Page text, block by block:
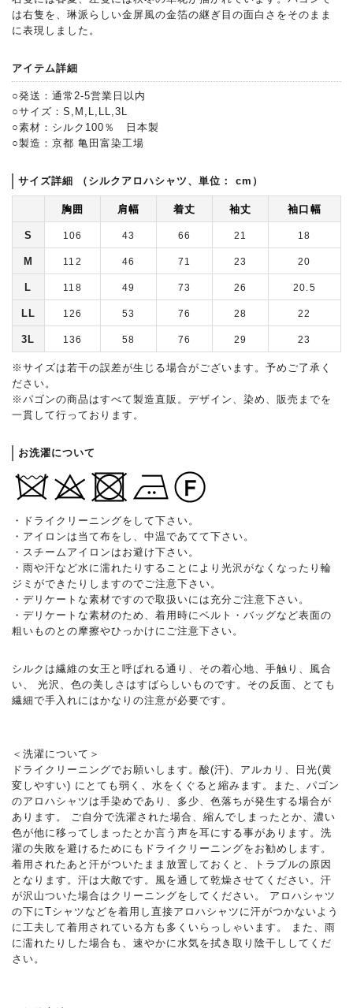
は右隻を、琳派らしい金屏風の金箔の継ぎ目の面白さをそのまま
に表現しました。
アイテム詳細
○発送：通常2-5営業日以内
○サイズ：S,M,L,LL,3L
○素材：シルク100％ 日本製
○製造：京都 亀田富染工場
サイズ詳細 （シルクアロハシャツ、単位： cm）
胸囲 肩幅 着丈 袖丈 袖口幅
S 106 43 66 21 18
M 112 46 71 23 20
L 118 49 73 26 20.5
LL 126 53 76 28 22
3L 136 58 76 29 23
※サイズは若干の誤差が生じる場合がございます。予めご了承く
ださい。
※パゴンの商品はすべて製造直販。デザイン、染め、販売までを
一貫して行っております。
お洗濯について
・ドライクリーニングをして下さい。
・アイロンは当て布をし、中温であてて下さい。
・スチームアイロンはお避け下さい。
・雨や汗など水に濡れたりすることにより光沢がなくなったり輪
ジミができたりしますのでご注意下さい。
・デリケートな素材ですので取扱いには充分ご注意下さい。
・デリケートな素材のため、着用時にベルト・バッグなど表面の
粗いものとの摩擦やひっかけにご注意下さい。
シルクは繊維の女王と呼ばれる通り、その着心地、手触り、風合
い、 光沢、色の美しさはすばらしいものです。その反面、とても
繊細で手入れにはかなりの注意が必要です。
＜洗濯について＞
ドライクリーニングでお願いします。酸(汗)、アルカリ、日光(黄
変しやすい) にとても弱く、水をくぐると縮みます。また、パゴン
のアロハシャツは手染めであり、多少、色落ちが発生する場合が
あります。 ご自分で洗濯された場合、縮んでしまったとか、濃い
色が他に移ってしまったとか言う声を耳にする事があります。洗
濯の失敗を避けるためにもドライクリーニングをお勧めします。
着用されたあと汗がついたまま放置しておくと、トラブルの原因
となります。汗は大敵です。風を通して乾燥させてください。汗
が沢山ついた場合はクリーニングをしてください。 アロハシャツ
の下にTシャツなどを着用し直接アロハシャツに汗がつかないよう
に工夫して着用されている方も多くいらっしゃいます。 また、雨
に濡れたりした場合も、速やかに水気を拭き取り陰干ししてくだ
さい。